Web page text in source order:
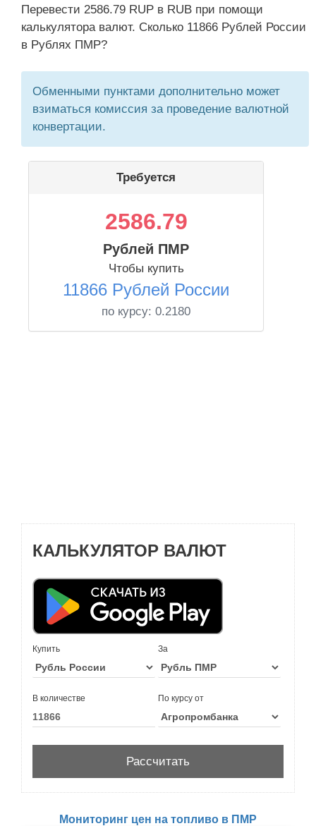
Перевести 2586.79 RUP в RUB при помощи
калькулятора валют. Сколько 11866 Рублей России
в Рублях ПМР?
Обменными пунктами дополнительно может
взиматься комиссия за проведение валютной
конвертации.
Требуется
2586.79
Рублей ПМР
Чтобы купить
11866 Рублей России
по курсу: 0.2180
КАЛЬКУЛЯТОР ВАЛЮТ
Купить За
В количестве По курсу от
Мониторинг цен на топливо в ПМР